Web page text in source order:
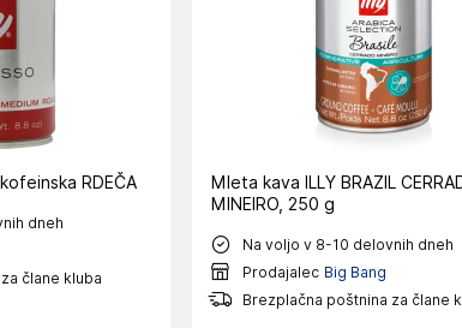
RDEČA
dneh
člane kluba
Mleta kava ILLY BRAZIL
MINEIRO, 250 g
Na voljo v 8-10 delovnih dneh
Prodajalec Big Bang
Brezplačna poštnina za člane